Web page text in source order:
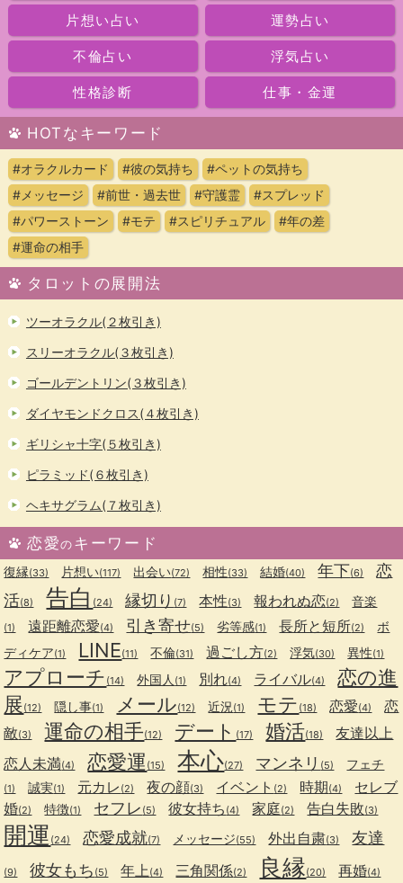
片想い占い 運勢占い
不倫占い 浮気占い
性格診断 仕事・金運
HOTなキーワード
#オラクルカード #彼の気持ち
#ペットの気持ち
#メッセージ
#前世・過去世 #守護霊
#スプレッド
#パワーストーン
#モテ #スピリチュアル
#年の差
#運命の相手
タロットの展開法
ツーオラクル(２枚引き)
スリーオラクル(３枚引き)
ゴールデントリン(３枚引き)
ダイヤモンドクロス(４枚引き)
ギリシャ十字(５枚引き)
ピラミッド(６枚引き)
ヘキサグラム(７枚引き)
恋愛のキーワード
復縁(33) 片想い(117) 出会い(72) 相性(33) 結婚(40) 年下(6)
恋
活(8) 告白 (24) 縁切り (7) 本性(3) 報われぬ恋(2) 音楽
(1) 遠距離恋愛(4) 引き寄せ(5) 劣等感(1) 長所と短所(2)
ボ
ディケア(1) LINE(11) 不倫(31) 過ごし方(2) 浮気(30) 異性(1)
アプローチ (14) 外国人 (1) 別れ(4) ライバル(4)
恋の進
展(12) 隠し事(1) メール(12) 近況 (1) モテ (18) 恋愛(4)
恋
敵(3) 運命の相手(12) デート (17) 婚活(18)
友達以上
恋人未満(4) 恋愛運 (15) 本心(27) マンネリ (5) フェチ
(1) 誠実(1) 元カレ (2) 夜の顔(3) イベント (2) 時期(4)
セレブ
婚(2) 特徴(1) セフレ (5) 彼女持ち (4) 家庭(2) 告白失敗(3)
開運 (24) 恋愛成就(7) メッセージ(55) 外出自粛(3) 友達
(9) 彼女もち (5) 年上(4) 三角関係(2) 良縁(20) 再婚(4)